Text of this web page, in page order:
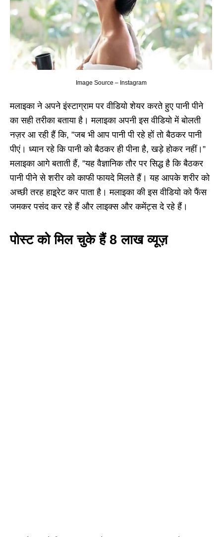
Image Source – Instagram
मलाइका ने अपने इंस्टाग्राम पर वीडियो शेयर करते हुए पानी पीने
का सही तरीका बताया है। मलाइका अपनी इस वीडियो में बोलती
नज़र आ रही हैं कि, ”जब भी आप पानी पी रहे हों तो बैठकर पानी
पीएं। ध्यान रहे कि पानी को बैठकर ही पीना है, खड़े होकर नहीं।”
मलाइका आगे बताती हैं, ”यह वैज्ञानिक तौर पर सिद्ध है कि बैठकर
पानी पीने से शरीर को काफी फायदे मिलते हैं। यह आपके शरीर को
अच्छी तरह हाइ़्रेट कर पाता है। मलाइका की इस वीडियो को फैंस
जमकर पसंद कर रहे हैं और लाइक्स और कमेंट्स दे रहे हैं।
पोस्ट को मिल चुके हैं 8 लाख व्यूज़